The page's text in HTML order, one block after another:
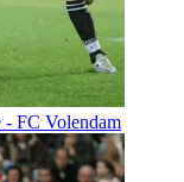
FC Volendam